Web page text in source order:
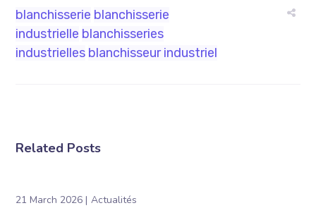
blanchisserie blanchisserie
industrielle blanchisseries
industrielles blanchisseur industriel
Related Posts
21 March 2026 Actualités